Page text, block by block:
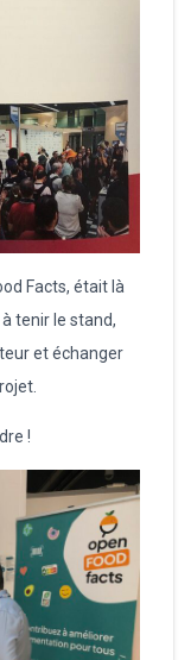
Facts, était là
tenir le stand,
et échanger
!